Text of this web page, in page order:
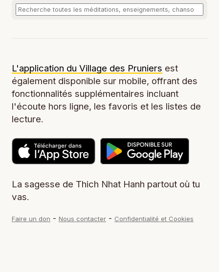
L'application du Village des Pruniers est
également disponible sur mobile, offrant des
fonctionnalités supplémentaires incluant
l'écoute hors ligne, les favoris et les listes de
lecture.
La sagesse de Thich Nhat Hanh partout où tu
vas.
Faire un don - Nous contacter - Confidentialité et Cookies